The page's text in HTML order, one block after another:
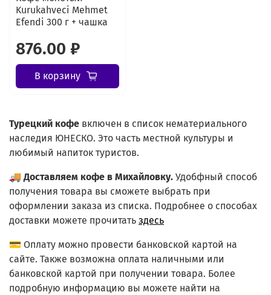
Kurukahveci Mehmet
Efendi 300 г + чашка
876.00 ₽
В корзину
Турецкий кофе включен в список нематериального
наследия ЮНЕСКО. Это часть местной культуры и
любимый напиток туристов.
🚚Доставляем кофе в Михайловку. Удобфный способ
получения товара вы сможете выбрать при
оформлении заказа из списка. Подробнее о способах
доставки можете прочитать здесь
💳 Оплату можно провести банковской картой на
сайте. Также возможна оплата наличными или
банковской картой при получении товара. Более
подробную информацию вы можете найти на